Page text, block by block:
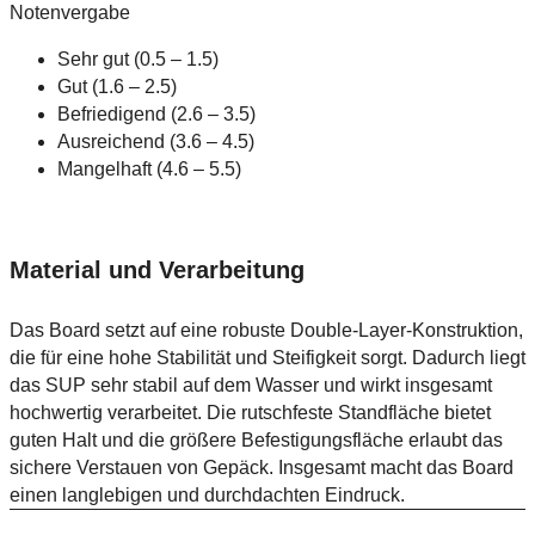
Notenvergabe
Sehr gut (0.5 – 1.5)
Gut (1.6 – 2.5)
Befriedigend (2.6 – 3.5)
Ausreichend (3.6 – 4.5)
Mangelhaft (4.6 – 5.5)
Material und Verarbeitung
Das Board setzt auf eine robuste Double-Layer-Konstruktion,
die für eine hohe Stabilität und Steifigkeit sorgt. Dadurch liegt
das SUP sehr stabil auf dem Wasser und wirkt insgesamt
hochwertig verarbeitet. Die rutschfeste Standfläche bietet
guten Halt und die größere Befestigungsfläche erlaubt das
sichere Verstauen von Gepäck. Insgesamt macht das Board
einen langlebigen und durchdachten Eindruck.